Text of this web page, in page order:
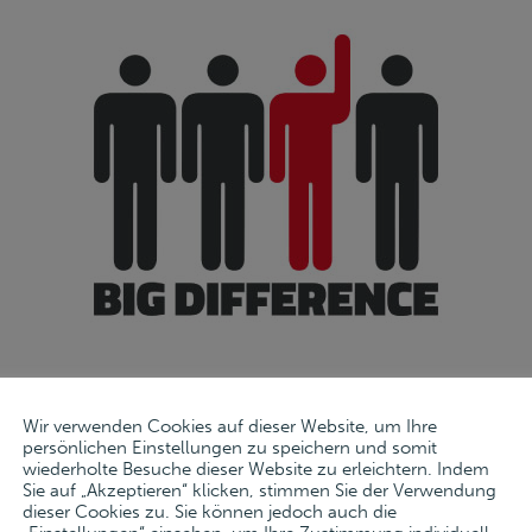
mobilen Anlagevermögens der Firma Big Difference GmbH &
Wir verwenden Cookies auf dieser Website, um Ihre
persönlichen Einstellungen zu speichern und somit
wiederholte Besuche dieser Website zu erleichtern. Indem
Sie auf „Akzeptieren“ klicken, stimmen Sie der Verwendung
dieser Cookies zu. Sie können jedoch auch die